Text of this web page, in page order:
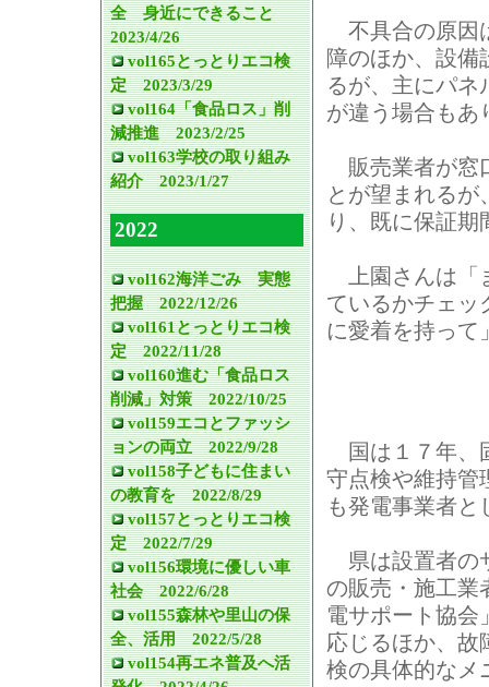
全 身近にできること
2023/4/26
vol165とっとりエコ検
定 2023/3/29
vol164「食品ロス」削
減推進 2023/2/25
vol163学校の取り組み
紹介 2023/1/27
2022
vol162海洋ごみ 実態
把握 2022/12/26
vol161とっとりエコ検
定 2022/11/28
vol160進む「食品ロス
削減」対策 2022/10/25
vol159エコとファッシ
ョンの両立 2022/9/28
vol158子どもに住まい
の教育を 2022/8/29
vol157とっとりエコ検
定 2022/7/29
vol156環境に優しい車
社会 2022/6/28
vol155森林や里山の保
全、活用 2022/5/28
vol154再エネ普及へ活
不具合の原因
障のほか、設備
るが、主にパネ
が違う場合もあ
販売業者が窓
とが望まれるが
り、既に保証
上園さんは「
ているかチェッ
に愛着を持って
国は１７年、
守点検や維持管
も発電事業者と
県は設置者の
の販売・施工業
電サポート協会
応じるほか、故
検の具体的なメ